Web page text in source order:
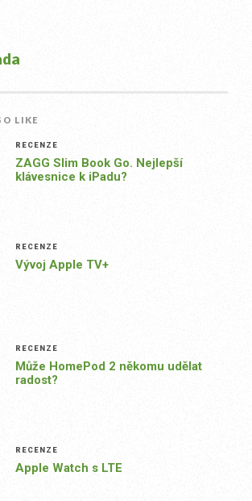
LIKE
RECENZE
ZAGG Slim Book Go. Nejlepší
klávesnice k iPadu?
RECENZE
Vývoj Apple TV+
RECENZE
Může HomePod 2 někomu udělat
radost?
RECENZE
Apple Watch s LTE